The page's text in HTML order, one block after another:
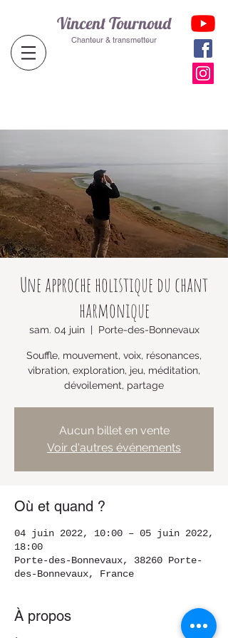
Vincent Tournoud
Chanteur & transmetteur
Une approche holistique du chant
harmonique
sam. 04 juin
  |
Porte-des-Bonnevaux
Souffle, mouvement, voix, résonances,
vibration, exploration, jeu, méditation,
dévoilement, partage
Aucun billet en vente
Voir d'autres événements
Où et quand ?
04 juin 2022, 10:00 – 05 juin 2022,
18:00
Porte-des-Bonnevaux, 38260 Porte-
des-Bonnevaux, France
À propos